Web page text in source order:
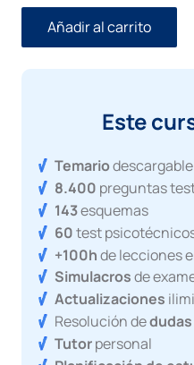
Añadir al carrito
Este
Temario
8.400 preguntas
143esquemas
60test
+100hde lecciones
Simulacrosde
Actualizaciones
Resolución de
Tutorpersonal